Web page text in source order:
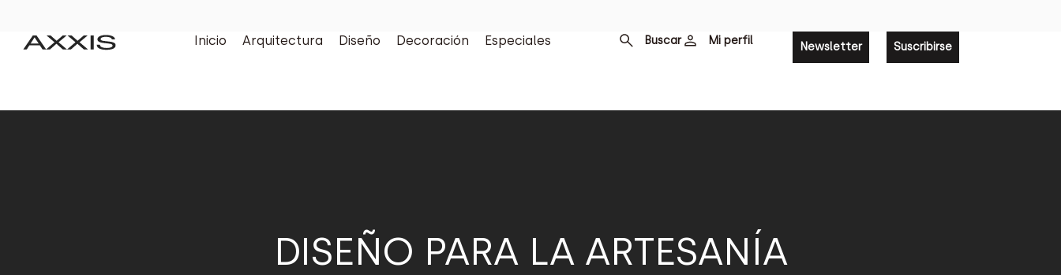
Inicio Arquitectura Diseño Decoración Especiales Buscar Mi perfil Newsletter Suscribirse
DISEÑO PARA LA ARTESANÍA